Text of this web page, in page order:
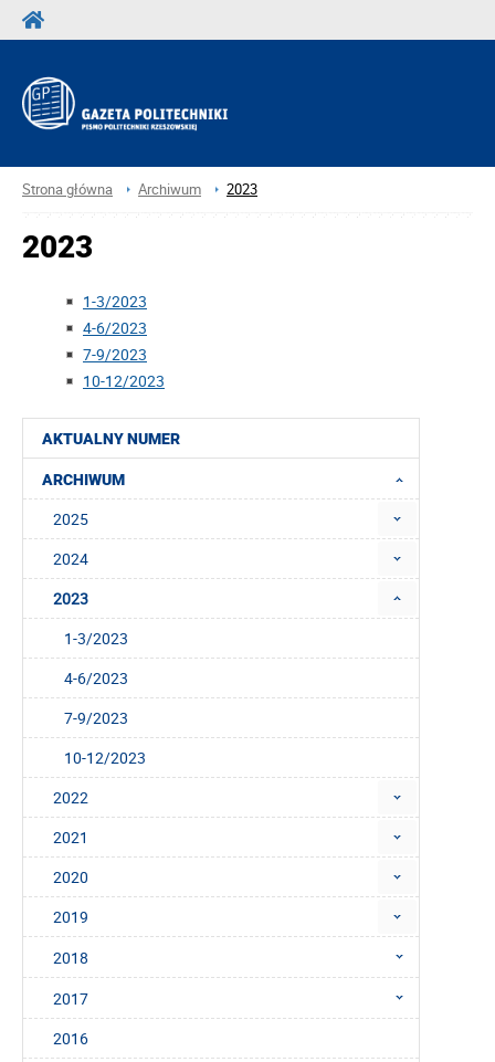
Strona główna Archiwum 2023
AKTUALNY NUMER
ARCHIWUM
2025
2024
2023
1-3/2023
4-6/2023
7-9/2023
10-12/2023
2022
2021
2020
2019
2018
2017
2016
2023
1-3/2023
4-6/2023
7-9/2023
10-12/2023